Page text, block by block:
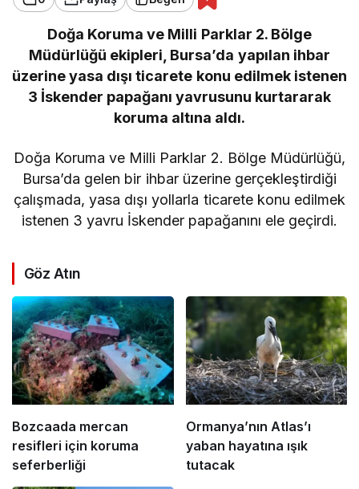
Doğa Koruma ve Milli Parklar 2. Bölge
Müdürlüğü ekipleri, Bursa’da yapılan ihbar
üzerine yasa dışı ticarete konu edilmek istenen
3 İskender papağanı yavrusunu kurtararak
koruma altına aldı.
Doğa Koruma ve Milli Parklar 2. Bölge Müdürlüğü,
Bursa’da gelen bir ihbar üzerine gerçekleştirdiği
çalışmada, yasa dışı yollarla ticarete konu edilmek
istenen 3 yavru İskender papağanını ele geçirdi.
Göz Atın
Bozcaada mercan
resifleri için koruma
seferberliği
Ormanya’nın Atlas’ı
yaban hayatına ışık
tutacak